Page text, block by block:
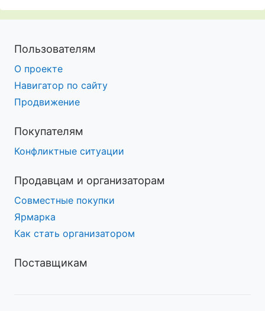
Пользователям
О проекте
Навигатор по сайту
Продвижение
Покупателям
Конфликтные ситуации
Продавцам и организаторам
Совместные покупки
Ярмарка
Как стать организатором
Поставщикам